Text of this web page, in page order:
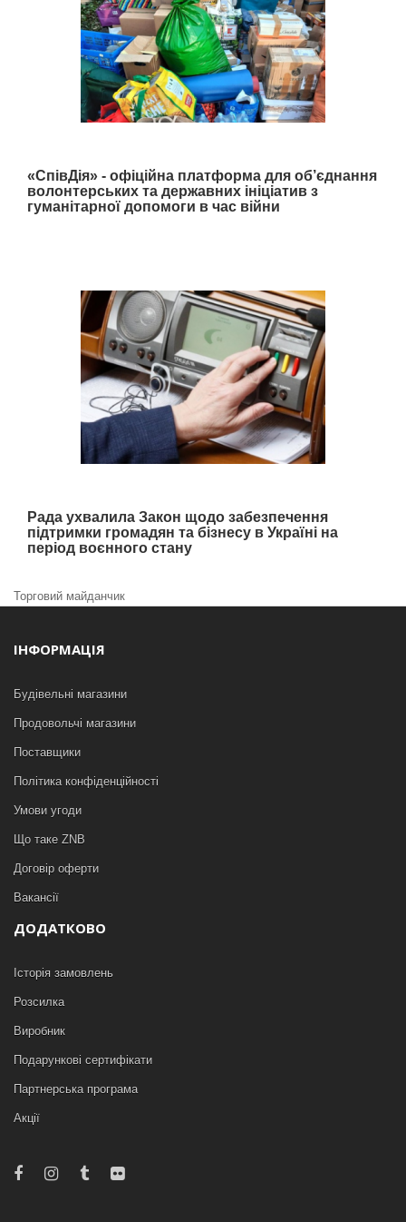
«СпівДія» - офіційна платформа для об’єднання
волонтерських та державних ініціатив з
гуманітарної допомоги в час війни
Рада ухвалила Закон щодо забезпечення
підтримки громадян та бізнесу в Україні на
період воєнного стану
Торговий майданчик
ІНФОРМАЦІЯ
Будівельні магазини
Продовольчі магазини
Поставщики
Політика конфіденційності
Умови угоди
Що таке ZNB
Договір оферти
Вакансії
ДОДАТКОВО
Історія замовлень
Розсилка
Виробник
Подарункові сертифікати
Партнерська програма
Акції